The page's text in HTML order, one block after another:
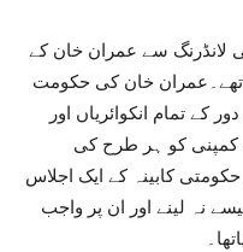
لانڈرنگ سے عمران خان کے
تھے۔عمران خان کی حکومت
کے تمام انکوائریاں اور
کمپنی کو ہر طرح کی
کابینہ کے ایک اجلاس
نہ لینے اور ان پر واجب